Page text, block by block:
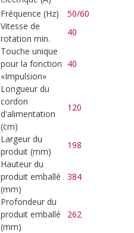
Fréquence (Hz)
50/60
Vitesse de
rotation min.
40
Touche unique
pour la fonction
«Impulsion»
40
Longueur du
cordon
d'alimentation
(cm)
120
Largeur du
produit (mm)
198
Hauteur du
produit emballé
(mm)
384
Profondeur du
produit emballé
(mm)
262